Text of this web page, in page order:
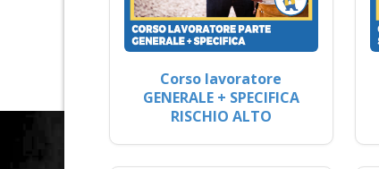
Corso lavoratore
GENERALE + SPECIFICA
RISCHIO ALTO